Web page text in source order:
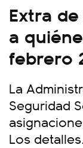
Extra de
a
febrero
La
Seguridad
Los detalles.